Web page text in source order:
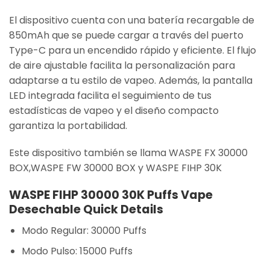
El dispositivo cuenta con una batería recargable de
850mAh que se puede cargar a través del puerto
Type-C para un encendido rápido y eficiente. El flujo
de aire ajustable facilita la personalización para
adaptarse a tu estilo de vapeo. Además, la pantalla
LED integrada facilita el seguimiento de tus
estadísticas de vapeo y el diseño compacto
garantiza la portabilidad.
Este dispositivo también se llama WASPE FX 30000
BOX,WASPE FW 30000 BOX y WASPE FIHP 30K
WASPE FIHP 30000 30K Puffs Vape
Desechable Quick Details
Modo Regular: 30000 Puffs
Modo Pulso: 15000 Puffs